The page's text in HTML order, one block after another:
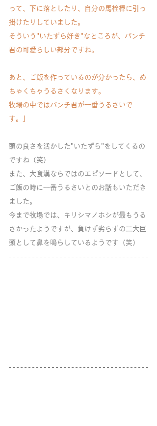
って、下に落としたり、自分の馬栓棒に引っ
掛けたりしていました。
そういう"いたずら好き"なところが、パンチ
君の可愛らしい部分ですね。
あと、ご飯を作っているのが分かったら、め
ちゃくちゃうるさくなります。
牧場の中ではパンチ君が一番うるさいで
す。」
頭の良さを活かした"いたずら"をしてくるの
ですね（笑）
また、大食漢ならではのエピソードとして、
ご飯の時に一番うるさいとのお話もいただき
ました。
今まで牧場では、キリシマノホシが最もうる
さかったようですが、負けず劣らずの二大巨
頭として鼻を鳴らしているようです（笑）